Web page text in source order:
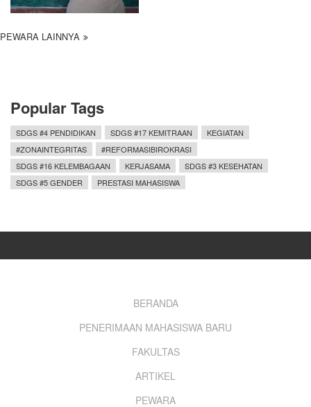
PEWARA LAINNYA
Popular Tags
SDGS #4 PENDIDIKAN SDGS #17 KEMITRAAN
KEGIATAN
#ZONAINTEGRITAS
#REFORMASIBIROKRASI
SDGS #16 KELEMBAGAAN
KERJASAMA
SDGS #3 KESEHATAN
SDGS #5 GENDER
PRESTASI MAHASISWA
BERANDA
PENERIMAAN MAHASISWA BARU
FAKULTAS
ARTIKEL
PEWARA